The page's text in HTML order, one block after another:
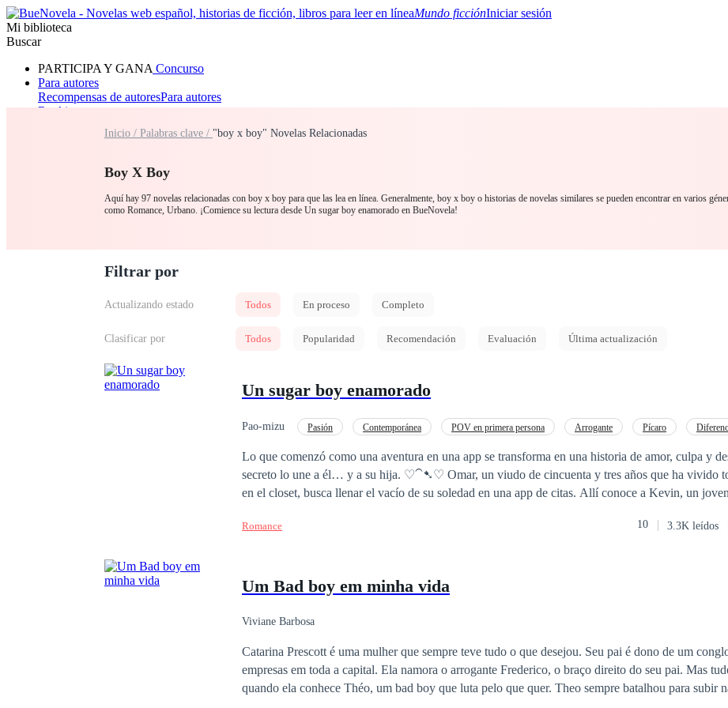
Mundo ficciónIniciar sesión
Mi biblioteca
Buscar
PARTICIPA Y GANA Concurso
Para autores
Recompensas de autoresPara autores
Ranking
RomanceHombre lobo
Inicio / Palabras clave / "boy x boy" Novelas Relacionadas
Boy X Boy
Aquí hay 97 novelas relacionadas con boy x boy para que las lea en línea. Generalmente, boy x boy o historias de novelas similares se pueden encontrar en varios
como Romance, Urbano. ¡Comience su lectura desde Un sugar boy enamorado en BueNovela!
Filtrar por
Actualizando estado Todos En proceso Completo
Clasificar por Todos Popularidad Recomendación Evaluación Última actualización
Un sugar boy enamorado
Pao-mizu Pasión Contemporánea POV en primera persona Arrogante Pícaro
Lo que comenzó como una aventura en una app se transforma en una historia de amor, culpa y
secreto lo une a él… y a su hija. ♡⁀➷♡ Omar, un viudo de cincuenta y tres años que ha vivido toda su vida
en el closet, busca llenar el vacío de su soledad en una app de citas. Allí conoce a Kevin, un
aventura prohibida se convierte en una pasión desbordante que despierta en Omar deseos que
ninguno imagina es que Mariana es la hija menor de Omar. Entre la pasión, la culpa y el deseo, los tres
destruirlo todo?
Romance 10 3.3K leídos
Um Bad boy em minha vida
Viviane Barbosa
Catarina Prescott é uma mulher que sempre teve tudo o que desejou. Seu pai é dono de um
empresas em toda a capital. Ela namora o arrogante Frederico, o braço direito do seu pai. Mas
quando ela conhece Théo, um bad boy que luta pelo que quer. Theo sempre batalhou para subir na vida, é